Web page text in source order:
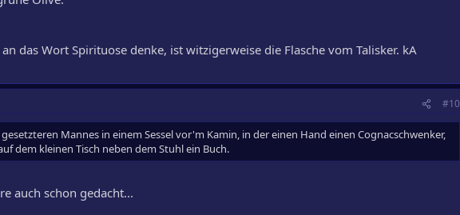
das Wort Spirituose denke, ist witzigerweise die Flasche vom Talisker. kA
#10
Mannes in einem Sessel vor'm Kamin, in der einen Hand einen Cognacschwenker,
dem kleinen Tisch neben dem Stuhl ein Buch.
auch schon gedacht...